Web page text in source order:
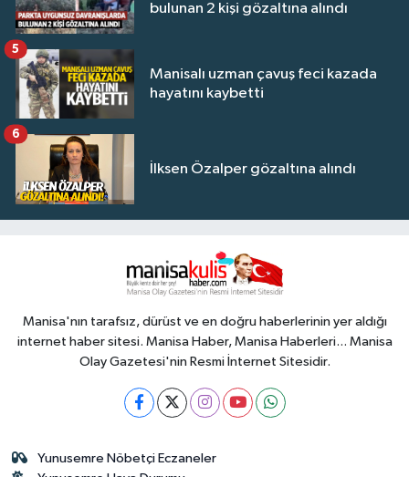
bulunan 2 kişi gözaltına alındı
Manisalı uzman çavuş feci kazada
hayatını kaybetti
5
İlksen Özalper gözaltına alındı
6
Manisa'nın tarafsız, dürüst ve en doğru haberlerinin yer aldığı
internet haber sitesi. Manisa Haber, Manisa Haberleri... Manisa
Olay Gazetesi'nin Resmi İnternet Sitesidir.
Yunusemre Nöbetçi Eczaneler